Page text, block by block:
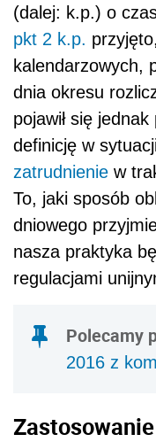
(dalej: k.p.) o
pkt 2 k.p.
kalendarzowych,
dnia okresu
pojawił się
definicję w
zatrudnienie w
To, jaki sposób
dniowego
nasza praktyka
regulacjami
Polecamy
2016 z